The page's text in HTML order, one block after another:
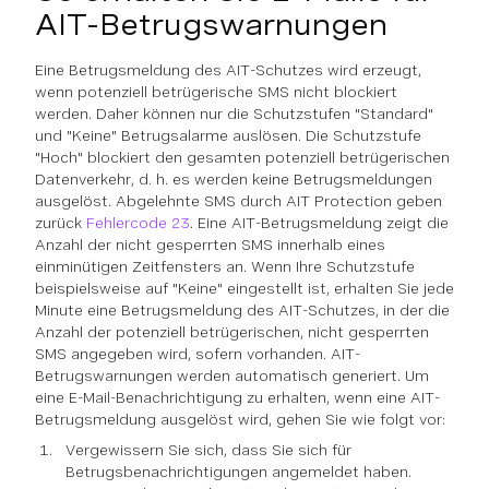
AIT-Betrugswarnungen
Eine Betrugsmeldung des AIT-Schutzes wird erzeugt,
wenn potenziell betrügerische SMS nicht blockiert
werden. Daher können nur die Schutzstufen "Standard"
und "Keine" Betrugsalarme auslösen. Die Schutzstufe
"Hoch" blockiert den gesamten potenziell betrügerischen
Datenverkehr, d. h. es werden keine Betrugsmeldungen
ausgelöst. Abgelehnte SMS durch AIT Protection geben
zurück Fehlercode 23. Eine AIT-Betrugsmeldung zeigt die
Anzahl der nicht gesperrten SMS innerhalb eines
einminütigen Zeitfensters an. Wenn Ihre Schutzstufe
beispielsweise auf "Keine" eingestellt ist, erhalten Sie jede
Minute eine Betrugsmeldung des AIT-Schutzes, in der die
Anzahl der potenziell betrügerischen, nicht gesperrten
SMS angegeben wird, sofern vorhanden. AIT-
Betrugswarnungen werden automatisch generiert. Um
eine E-Mail-Benachrichtigung zu erhalten, wenn eine AIT-
Betrugsmeldung ausgelöst wird, gehen Sie wie folgt vor:
Vergewissern Sie sich, dass Sie sich für
Betrugsbenachrichtigungen angemeldet haben.